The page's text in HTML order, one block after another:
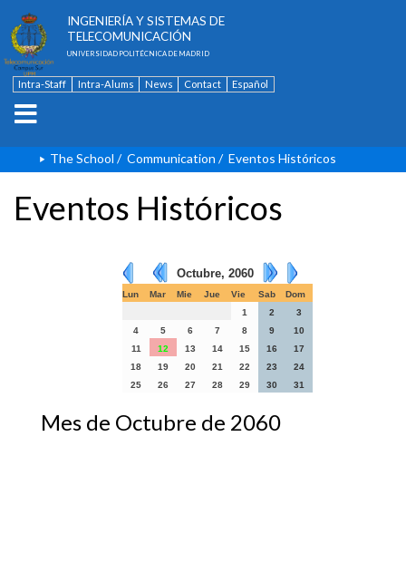
INGENIERÍA Y SISTEMAS DE
TELECOMUNICACIÓN
UNIVERSIDAD POLITÉCNICA DE MADRID
Intra-Staff Intra-Alums News Contact Español
The School / Communication / Eventos Históricos
Eventos Históricos
Octubre, 2060
Lun Mar Mie Jue Vie Sab
Dom
1
2
3
4
5 6 7 8 9
10
11
12 13 14 15 16
17
18
19 20 21 22 23
24
25
26 27 28 29 30 31
Mes de Octubre de 2060